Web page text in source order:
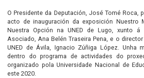
O Presidente da Deputación, José Tomé Roca,
acto de inauguración da exposición Nuestro
Nuestra Opción na UNED de Lugo, xunto á
Asociado, Ana Belén Traseira Pena, e o
UNED de Ávila, Ignacio Zúñiga López. Unha
dentro do programa de actividades do
organizado pola Universidade Nacional de
este 2020.